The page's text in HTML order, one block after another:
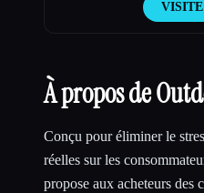
VISITE
À propos de
Conçu pour éliminer le
réelles sur les
propose aux acheteurs des